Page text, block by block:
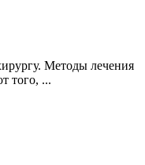
Методы лечения
того, ...